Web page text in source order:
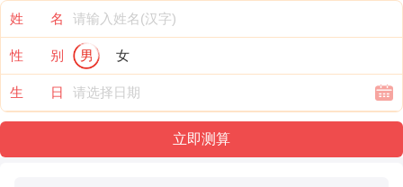
姓 名
性 别 男 女
生 日